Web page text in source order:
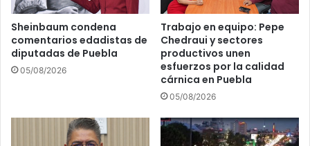
Sheinbaum condena
comentarios edadistas de
diputadas de Puebla
05/08/2026
Trabajo en equipo: Pepe
Chedraui y sectores
productivos unen
esfuerzos por la calidad
cárnica en Puebla
05/08/2026